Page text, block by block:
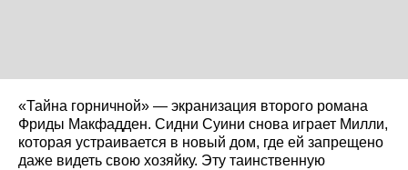
«Тайна горничной» — экранизация второго романа
Фриды Макфадден. Сидни Суини снова играет Милли,
которая устраивается в новый дом, где ей запрещено
даже видеть свою хозяйку. Эту таинственную